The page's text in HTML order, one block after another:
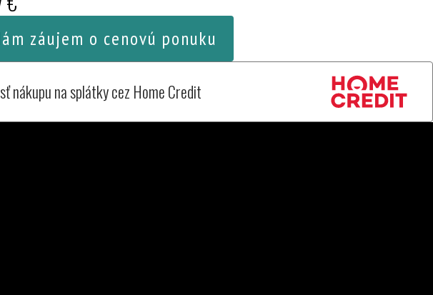
záujem o cenovú ponuku
nákupu na splátky cez Home Credit